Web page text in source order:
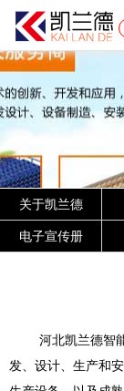
关于凯兰德
电子宣传册
河北凯兰德智能
发、设计、生产和